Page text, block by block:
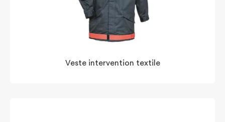
Veste intervention textile